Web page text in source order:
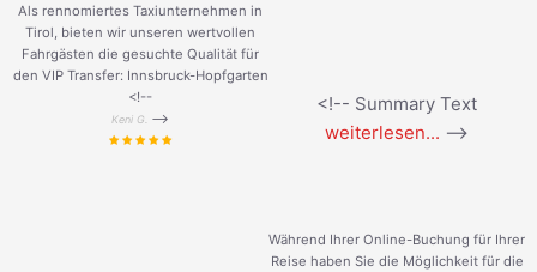
Als rennomiertes Taxiunternehmen in
Tirol, bieten wir unseren wertvollen
Fahrgästen die gesuchte Qualität für
den VIP Transfer: Innsbruck-Hopfgarten
<!--
Keni G. -->
<!-- Summary Text
weiterlesen... -->
Während Ihrer Online-Buchung für Ihrer
Reise haben Sie die Möglichkeit für die